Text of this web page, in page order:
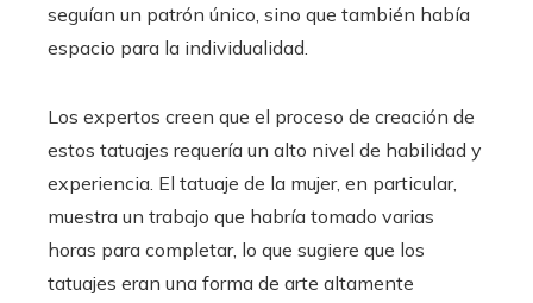
seguían un patrón único, sino que también había
espacio para la individualidad.
Los expertos creen que el proceso de creación de
estos tatuajes requería un alto nivel de habilidad y
experiencia. El tatuaje de la mujer, en particular,
muestra un trabajo que habría tomado varias
horas para completar, lo que sugiere que los
tatuajes eran una forma de arte altamente